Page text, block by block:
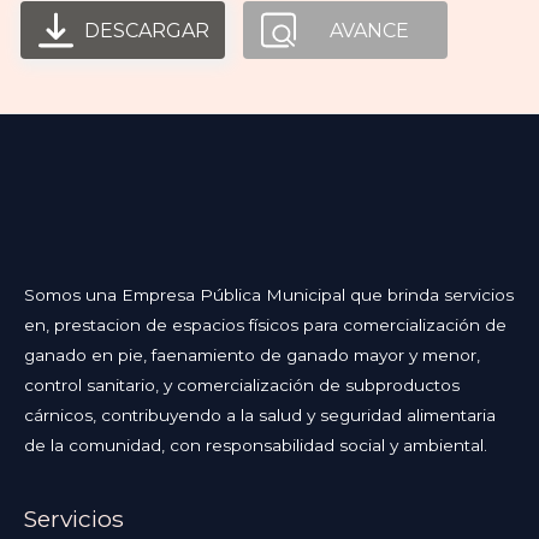
DESCARGAR AVANCE
Somos una Empresa Pública Municipal que brinda servicios
en, prestacion de espacios físicos para comercialización de
ganado en pie, faenamiento de ganado mayor y menor,
control sanitario, y comercialización de subproductos
cárnicos, contribuyendo a la salud y seguridad alimentaria
de la comunidad, con responsabilidad social y ambiental.
Servicios